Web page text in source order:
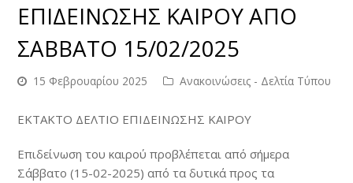
ΕΠΙΔΕΙΝΩΣΗΣ ΚΑΙΡΟΥ ΑΠΟ
ΣΑΒΒΑΤΟ 15/02/2025
15 Φεβρουαρίου 2025 Ανακοινώσεις - Δελτία Τύπου
ΕΚΤΑΚΤΟ ΔΕΛΤΙΟ ΕΠΙΔΕΙΝΩΣΗΣ ΚΑΙΡΟΥ
Επιδείνωση του καιρού προβλέπεται από σήμερα
Σάββατο (15-02-2025) από τα δυτικά προς τα